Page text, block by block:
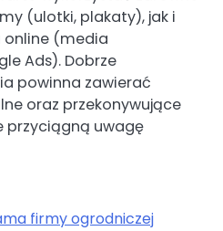
(ulotki, plakaty), jak i
online (media
Ads). Dobrze
powinna zawierać
oraz przekonywujące
przyciągną uwagę
firmy ogrodniczej